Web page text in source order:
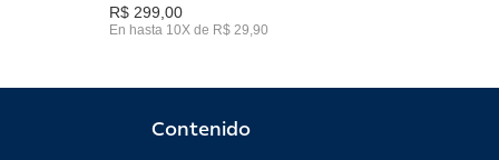
R$ 299,00
En hasta 10X de R$ 29,90
Contenido